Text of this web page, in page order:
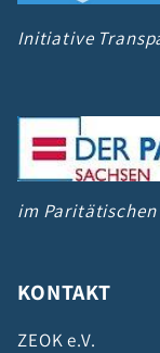
Initiative
im Paritätischen
KONTAKT
ZEOK e.V.